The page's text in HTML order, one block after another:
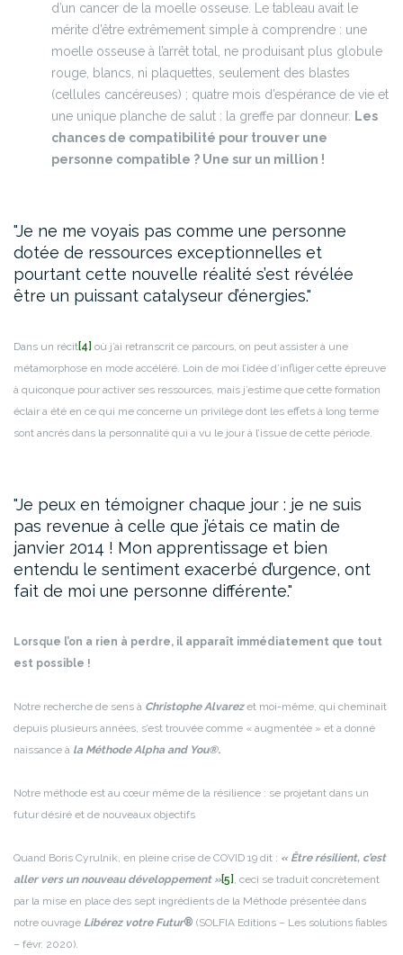
d’un cancer de la moelle osseuse. Le tableau avait le
mérite d’être extrêmement simple à comprendre : une
moelle osseuse à l’arrêt total, ne produisant plus globule
rouge, blancs, ni plaquettes, seulement des blastes
(cellules cancéreuses) ; quatre mois d’espérance de vie et
une unique planche de salut : la greffe par donneur. Les
chances de compatibilité pour trouver une
personne compatible ? Une sur un million !
Je ne me voyais pas comme une personne
dotée de ressources exceptionnelles et
pourtant cette nouvelle réalité s’est révélée
être un puissant catalyseur d’énergies.
Dans un récit[4] où j’ai retranscrit ce parcours, on peut assister à une
métamorphose en mode accéléré. Loin de moi l’idée d’infliger cette épreuve
à quiconque pour activer ses ressources, mais j’estime que cette formation
éclair a été en ce qui me concerne un privilège dont les effets à long terme
sont ancrés dans la personnalité qui a vu le jour à l’issue de cette période.
Je peux en témoigner chaque jour : je ne suis
pas revenue à celle que j’étais ce matin de
janvier 2014 ! Mon apprentissage et bien
entendu le sentiment exacerbé d’urgence, ont
fait de moi une personne différente.
Lorsque l’on a rien à perdre, il apparaît immédiatement que tout
est possible !
Notre recherche de sens à Christophe Alvarezet moi-même, qui cheminait
depuis plusieurs années, s’est trouvée comme « augmentée » et a donné
naissance à la Méthode Alpha and You®.
Notre méthode est au cœur même de la résilience : se projetant dans un
futur désiré et de nouveaux objectifs
Quand Boris Cyrulnik, en pleine crise de COVID 19 dit : « Être résilient, c’est
aller vers un nouveau développement »[5] , ceci se traduit concrètement
par la mise en place des sept ingrédients de la Méthode présentée dans
notre ouvrage Libérez votre Futur® (SOLFIA Editions – Les solutions fiables
– févr. 2020).